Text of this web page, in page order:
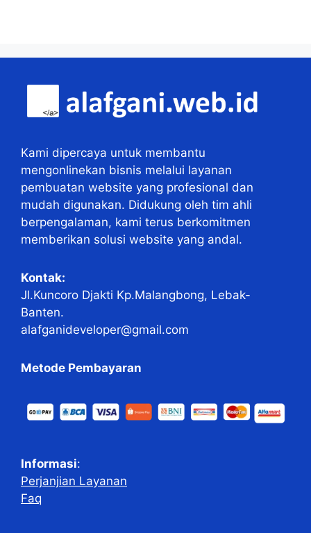
Kami dipercaya untuk membantu
mengonlinekan bisnis melalui layanan
pembuatan website yang profesional dan
mudah digunakan. Didukung oleh tim ahli
berpengalaman, kami terus berkomitmen
memberikan solusi website yang andal.
Kontak:
Jl.Kuncoro Djakti Kp.Malangbong, Lebak-
Banten.
alafganideveloper@gmail.com
Metode Pembayaran
Informasi:
Perjanjian Layanan
Faq